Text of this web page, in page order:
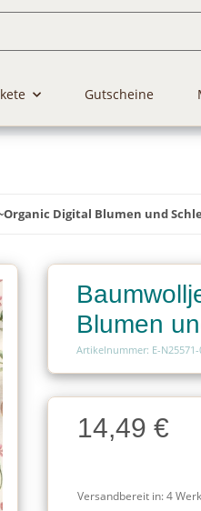
Gutscheine
Digital Blumen und
Blumen
Artikelnummer: E-N25571-
Charge
Charge14,49 €
Versandbereit in:4